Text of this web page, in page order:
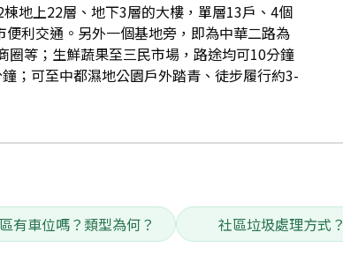
地上22層、地下3層的大樓，單層13戶、4個
利交通。另外一個基地旁，即為中華二路為
等；生鮮蔬果至三民市場，路途均可10分鐘
；可至中都濕地公園戶外踏青、徒步履行約3-
有車位嗎？類型為何？ 社區垃圾處理方式？